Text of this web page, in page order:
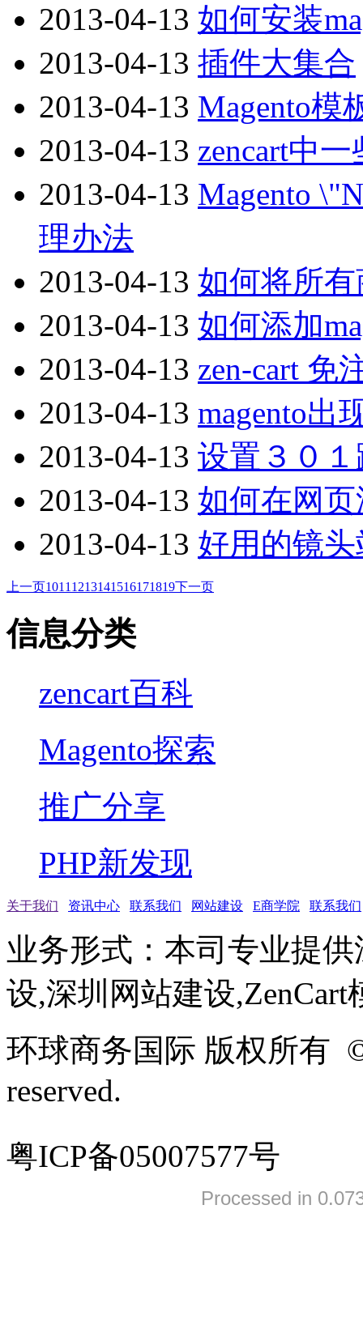
2013-04-13 如何安装
2013-04-13 插件大集合
2013-04-13 Magento模
2013-04-13 zencart中
2013-04-13 Magento
理办法
2013-04-13 如何将所
2013-04-13 如何添加
2013-04-13 zen-cart 免
2013-04-13 magento出
2013-04-13 设置３０
2013-04-13 如何在网
2013-04-13 好用的镜
上一页10111213141516171819下一页
信息分类
zencart百科
Magento探索
推广分享
PHP新发现
关于我们 资讯中心 联系我们 网站建设 E商学院 联系我们
业务形式：本司专业提
设,深圳网站建设,ZenCart
环球商务国际 版权所有
reserved.
粤ICP备05007577号
Processed in